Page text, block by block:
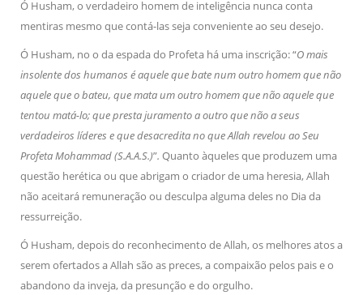
Ó Husham, o verdadeiro homem de inteligência nunca conta
mentiras mesmo que contá-las seja conveniente ao seu desejo.
Ó Husham, no o da espada do Profeta há uma inscrição: “O mais
insolente dos humanos é aquele que bate num outro homem que não
aquele que o bateu, que mata um outro homem que não aquele que
tentou matá-lo; que presta juramento a outro que não a seus
verdadeiros líderes e que desacredita no que Allah revelou ao Seu
Profeta Mohammad (S.A.A.S.)”. Quanto àqueles que produzem uma
questão herética ou que abrigam o criador de uma heresia, Allah
não aceitará remuneração ou desculpa alguma deles no Dia da
ressurreição.
Ó Husham, depois do reconhecimento de Allah, os melhores atos a
serem ofertados a Allah são as preces, a compaixão pelos pais e o
abandono da inveja, da presunção e do orgulho.